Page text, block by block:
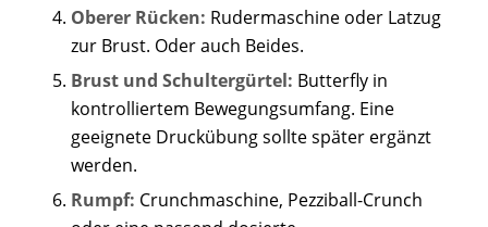
Oberer Rücken: Rudermaschine oder Latzug
zur Brust. Oder auch Beides.
Brust und Schultergürtel: Butterfly in
kontrolliertem Bewegungsumfang. Eine
geeignete Druckübung sollte später ergänzt
werden.
Rumpf: Crunchmaschine, Pezziball-Crunch